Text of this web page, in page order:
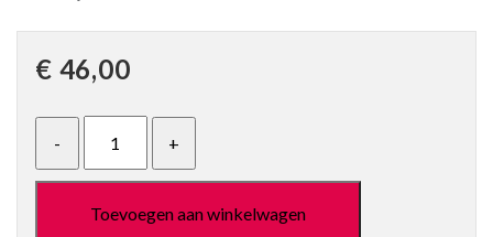
€ 46,00
Toevoegen aan winkelwagen